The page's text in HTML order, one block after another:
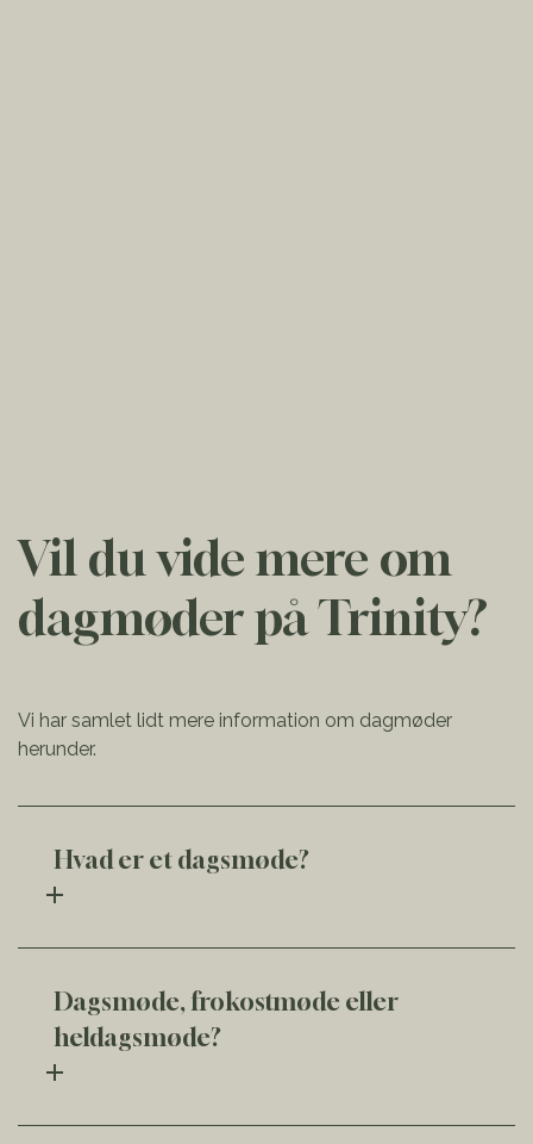
Vil du vide mere om
dagmøder på Trinity?
Vi har samlet lidt mere information om dagmøder
herunder.
Hvad er et dagsmøde?
Dagsmøde, frokostmøde eller
heldagsmøde?